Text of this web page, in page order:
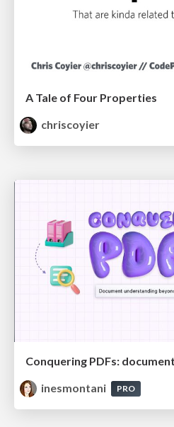
A Tale of Four Properties
chriscoyier
inesmontani
PRO